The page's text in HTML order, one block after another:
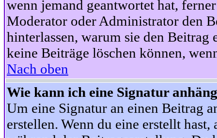
wenn jemand geantwortet hat,
Moderator oder Administrator den
hinterlassen, warum sie den Beitrag
keine Beiträge löschen können,
Nach oben
Wie kann ich eine Signatur
Um eine Signatur an einen Beitrag
erstellen. Wenn du eine erstellt